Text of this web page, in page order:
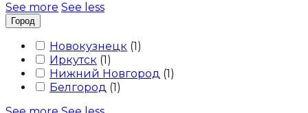
See more See less
Город
Новокузнецк (1)
Иркутск (1)
Нижний Новгород (1)
Белгород (1)